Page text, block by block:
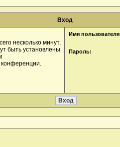
Вход
несколько минут,
быть установлены
конференции.
Имя
Пароль: